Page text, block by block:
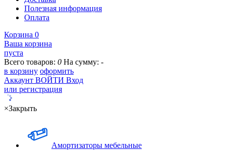
Полезная информация
Оплата
Корзина 0
Ваша корзина
пуста
Всего товаров: 0 На сумму: -
в корзину оформить
Аккаунт ВОЙТИ Вход
или регистрация
×Закрыть
Амортизаторы мебельные